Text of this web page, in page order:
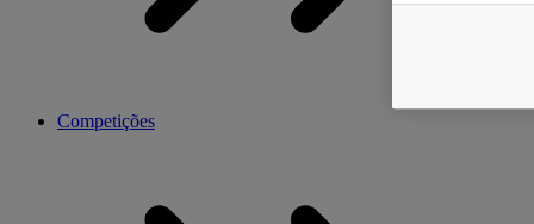
Competições